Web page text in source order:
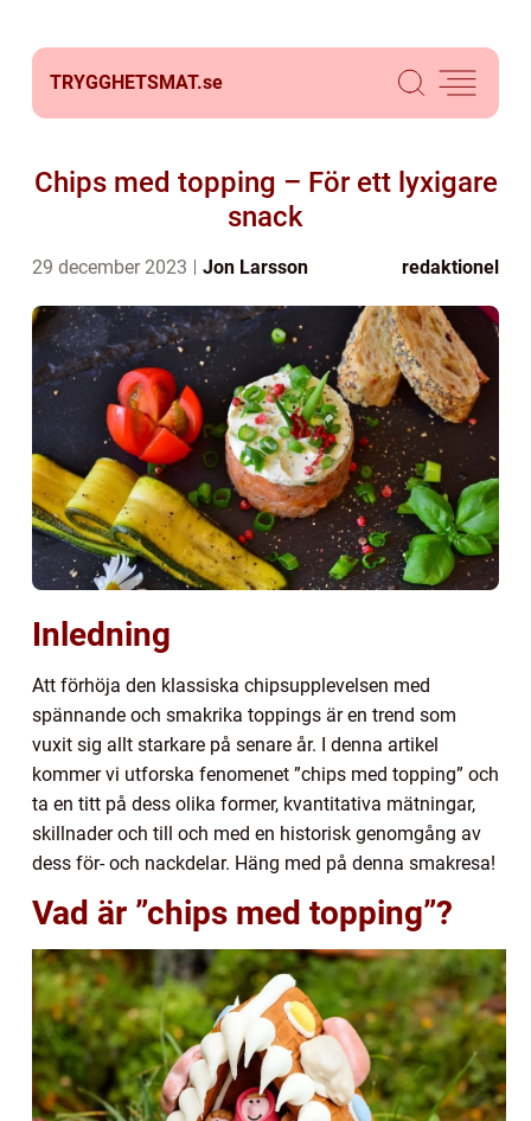
TRYGGHETSMAT.se
Chips med topping – För ett lyxigare
snack
29 december 2023 Jon Larsson redaktionel
Inledning
Att förhöja den klassiska chipsupplevelsen med
spännande och smakrika toppings är en trend som
vuxit sig allt starkare på senare år. I denna artikel
kommer vi utforska fenomenet ”chips med topping” och
ta en titt på dess olika former, kvantitativa mätningar,
skillnader och till och med en historisk genomgång av
dess för- och nackdelar. Häng med på denna smakresa!
Vad är ”chips med topping”?